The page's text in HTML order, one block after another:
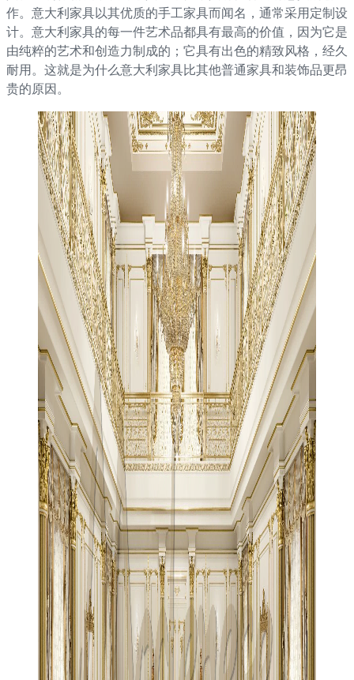
作。意大利家具以其优质的手工家具而闻名，通常采用定制设
计。意大利家具的每一件艺术品都具有最高的价值，因为它是
由纯粹的艺术和创造力制成的；它具有出色的精致风格，经久
耐用。这就是为什么意大利家具比其他普通家具和装饰品更昂
贵的原因。